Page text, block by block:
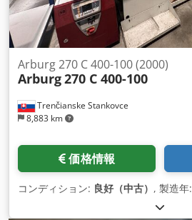
Trenčianske Stankovce
8,883 km
Arburg 270 C 400-100 (2000)
Arburg270 C 400-100
価格情報
コンディション: 良好（中古） , 製造年: